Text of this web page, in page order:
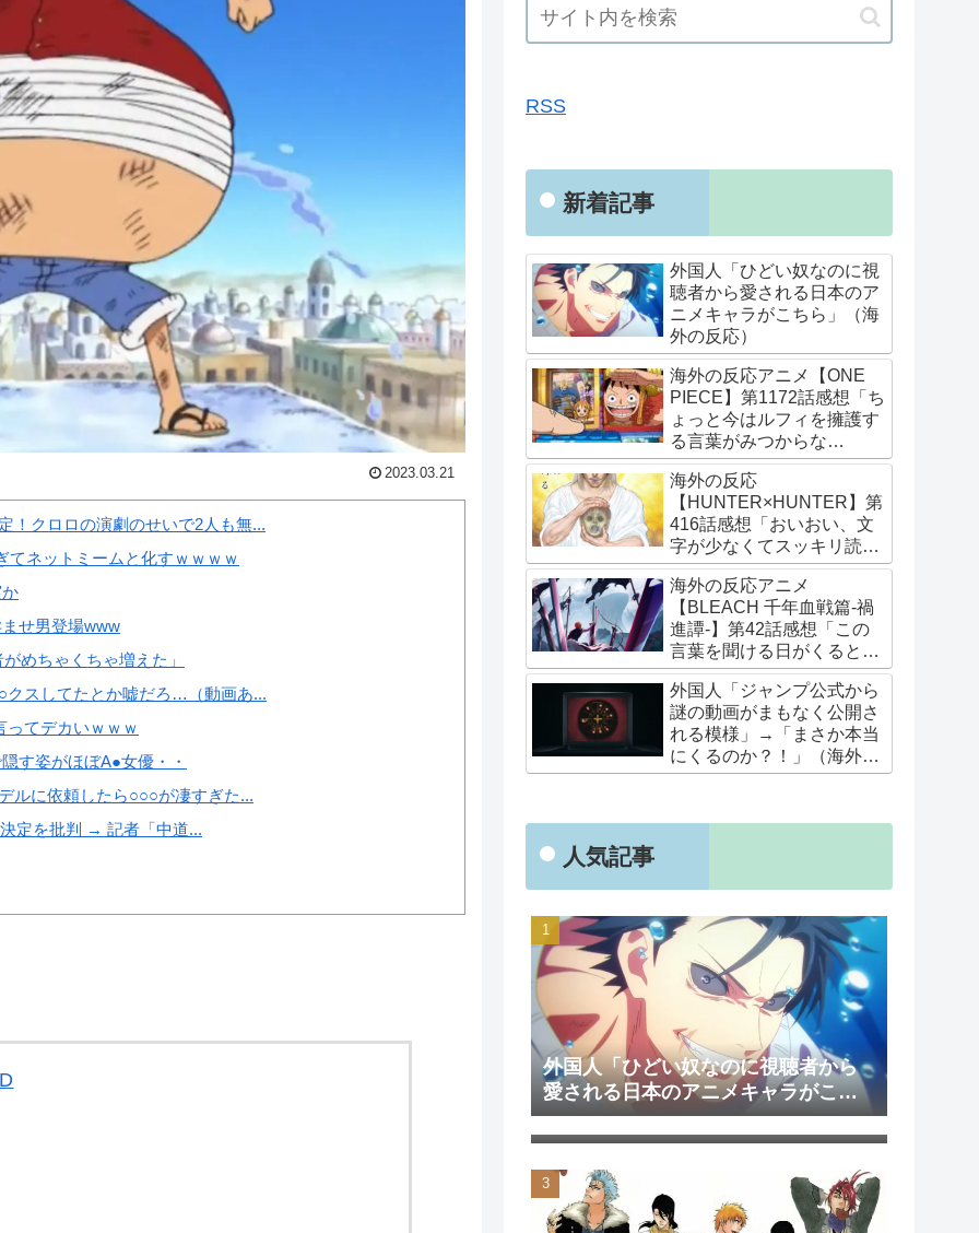
2023.03.21
！クロロの演劇のせいで2人も無...
てネットミームと化すｗｗｗｗ
せ男登場www
めちゃくちゃ増えた」
クスしてたとか嘘だろ…（動画あ...
てデカいｗｗｗ
す姿がほぼA●女優・・
ルに依頼したら○○○が凄すぎた...
定を批判 → 記者「中道...
RSS
新着記事
外国人「ひどい奴なのに視
聴者から愛される日本のア
ニメキャラがこちら」（海
外の反応）
海外の反応アニメ【ONE
PIECE】第1172話感想「ち
ょっと今はルフィを擁護す
る言葉がみつからな
い･･･」
海外の反応
【HUNTER×HUNTER】第
416話感想「おいおい、文
字が少なくてスッキリ読め
るぞ！！」
海外の反応アニメ
【BLEACH 千年血戦篇-禍
進譚-】第42話感想「この
言葉を聞ける日がくると
は･･･夢みたいだ」
外国人「ジャンプ公式から
謎の動画がまもなく公開さ
れる模様」→「まさか本当
にくるのか？！」（海外の
反応）
人気記事
外国人「ひどい奴なのに視聴者から
愛される日本のアニメキャラがこち
ら」（海外の反応）
外国人「日本のアニメを見て初めて
泣いた作品は？」→「2000年代の3大
泣けるアニメ」（海外の反応）